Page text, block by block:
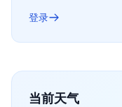
登录
当前天气